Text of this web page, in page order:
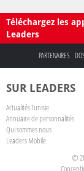
Téléchargez les
Leaders
PARTENAIRES
SUR LEADERS
Actualités Tunisie
Annuaire de personnalités
Qui sommes nous
Leaders Mobile
©